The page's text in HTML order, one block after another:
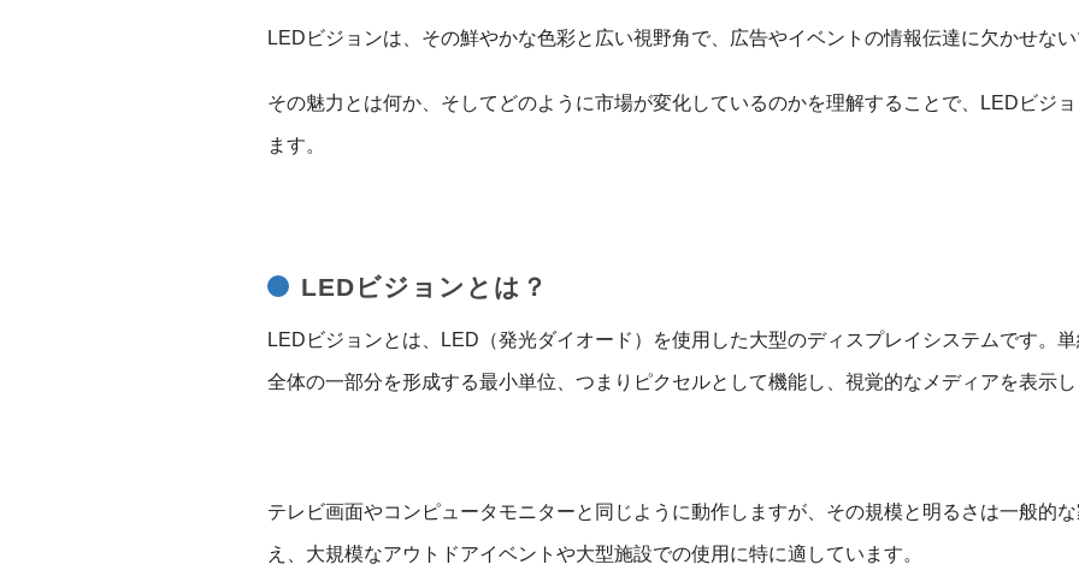
LEDビジョンは、その鮮やかな色彩と広い視野角で、広告やイベントの情報伝達に欠かせない
その魅力とは何か、そしてどのように市場が変化しているのかを理解することで、LEDビジ
ます。
LEDビジョンとは？
LEDビジョンとは、LED（発光ダイオード）を使用した大型のディスプレイシステムです。
全体の一部分を形成する最小単位、つまりピクセルとして機能し、視覚的なメディアを表示し
テレビ画面やコンピュータモニターと同じように動作しますが、その規模と明るさは一般的
え、大規模なアウトドアイベントや大型施設での使用に特に適しています。